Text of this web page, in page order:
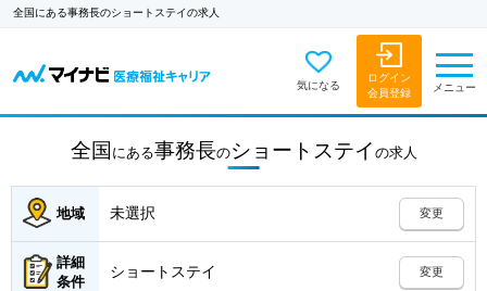
全国にある事務長のショートステイの求人
気になる
ログイン
会員登録
メニュー
全国 にある事務長のショートステイ の求人
地域 未選択 変更
詳細
条件
ショートステイ 変更